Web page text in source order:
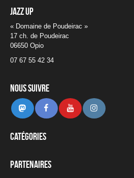
Jazz UP
« Domaine de Poudeirac »
17 ch. de Poudeirac
06650 Opio
07 67 55 42 34
Nous suivre
MastodonFacebookYoutube Instagram
Catégories
Blog
Partenaires